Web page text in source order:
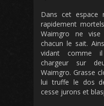
Dans cet espace
rapidement
Waimgro ne
chacun le sait.
vidant comme
chargeur sur
Waimgro. Grasse
lui truffe le dos
cesse jurons et